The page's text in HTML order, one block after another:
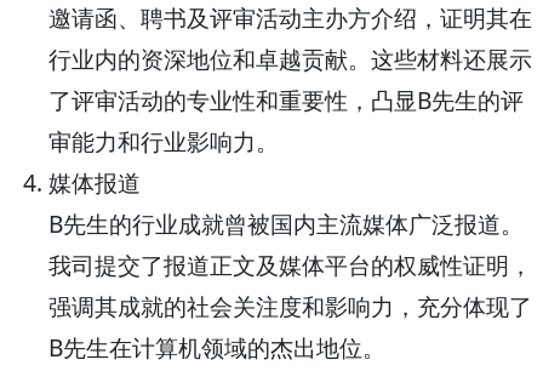
邀请函、聘书及评审活动主办方介绍，证明其在
行业内的资深地位和卓越贡献。这些材料还展示
了评审活动的专业性和重要性，凸显B先生的评
审能力和行业影响力。
媒体报道
B先生的行业成就曾被国内主流媒体广泛报道。
我司提交了报道正文及媒体平台的权威性证明，
强调其成就的社会关注度和影响力，充分体现了
B先生在计算机领域的杰出地位。